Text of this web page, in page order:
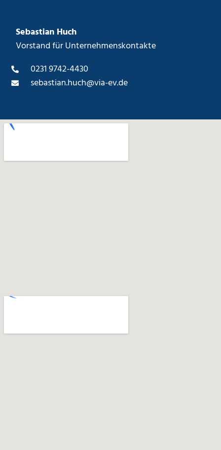
Sebastian Huch
Vorstand für Unternehmenskontakte
0231 9742-4430
sebastian.huch@via-ev.de